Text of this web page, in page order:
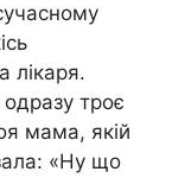
лікаря.
троє
мама, якій
«Ну що